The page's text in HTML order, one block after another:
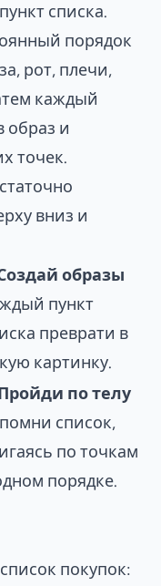
списка.
порядок
рот, плечи,
каждый
образ и
точек.
вниз и
образы
пункт
преврати в
картинку.
по телу
список,
по точкам
порядке.
покупок: